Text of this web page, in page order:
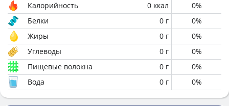
Калорийность 0 ккал 0%
Белки
0 г 0%
Жиры
0 г 0%
Углеводы
0 г 0%
Пищевые волокна
0 г 0%
Вода
0 г 0%